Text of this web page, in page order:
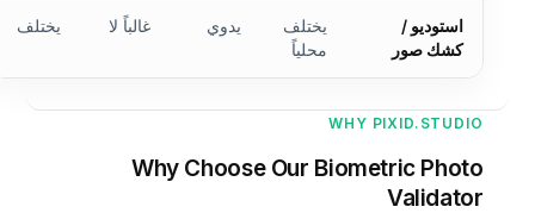
استوديو /
كشك صور
يختلف
محلياً
يدوي غالباً لا يختلف
WHY PIXID.STUDIO
Why Choose Our Biometric Photo
Validator